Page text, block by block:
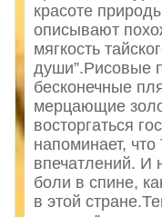
красоте
описывают
мягкость
души”.Рисовые
бесконечные
мерцающие
восторгаться
напоминает,
впечатлений. И
боли в спине,
в этой